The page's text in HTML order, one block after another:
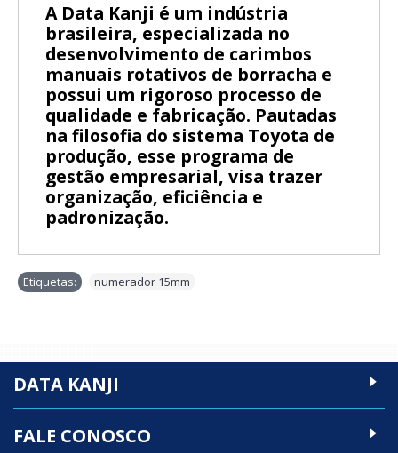
A Data Kanji é um indústria
brasileira, especializada no
desenvolvimento de carimbos
manuais rotativos de borracha e
possui um rigoroso processo de
qualidade e fabricação. Pautadas
na filosofia do sistema Toyota de
produção, esse programa de
gestão empresarial, visa trazer
organização, eficiência e
padronização.
Etiquetas: numerador 15mm
DATA KANJI
FALE CONOSCO